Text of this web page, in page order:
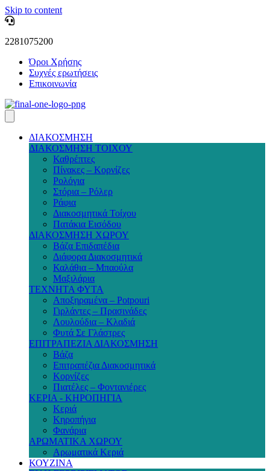
Skip to content
2281075200
Όροι Χρήσης
Συχνές ερωτήσεις
Επικοινωνία
ΔΙΑΚΟΣΜΗΣΗ
ΔΙΑΚΟΣΜΗΣΗ ΤΟΙΧΟΥ
Καθρέπτες
Πίνακες – Κορνίζες
Ρολόγια
Στόρια – Ρόλερ
Ράφια
Διακοσμητικά Τοίχου
Πατάκια Εισόδου
ΔΙΑΚΟΣΜΗΣΗ ΧΩΡΟΥ
Βάζα Επιδαπέδια
Διάφορα Διακοσμητικά
Καλάθια – Μπαούλα
Μαξιλάρια
ΤΕΧΝΗΤΑ ΦΥΤΑ
Αποξηραμένα – Potpouri
Γιρλάντες – Πρασινάδες
Λουλούδια – Κλαδιά
Φυτά Σε Γλάστρες
ΕΠΙΤΡΑΠΕΖΙΑ ΔΙΑΚΟΣΜΗΣΗ
Βάζα
Επιτραπέζια Διακοσμητικά
Κορνίζες
Πιατέλες – Φοντανιέρες
ΚΕΡΙΑ - ΚΗΡΟΠΗΓΙΑ
Κεριά
Κηροπήγια
Φανάρια
ΑΡΩΜΑΤΙΚΑ ΧΩΡΟΥ
Αρωματικά Κεριά
ΚΟΥΖΙΝΑ